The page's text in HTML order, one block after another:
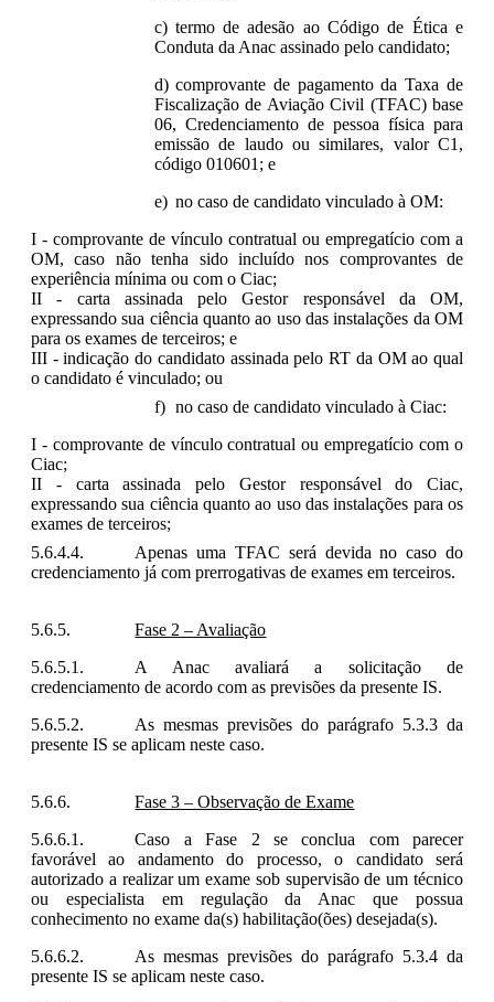
termo de adesão ao Código de Ética e
Conduta da Anac assinado pelo candidato;
comprovante de pagamento da Taxa de
Fiscalização de Aviação Civil (TFAC) base
06, Credenciamento de pessoa física para
emissão de laudo ou similares, valor C1,
código 010601; e
no caso de candidato vinculado à OM:
I - comprovante de vínculo contratual ou empregatício com a
OM, caso não tenha sido incluído nos comprovantes de
experiência mínima ou com o Ciac;
II - carta assinada pelo Gestor responsável da OM,
expressando sua ciência quanto ao uso das instalações da OM
para os exames de terceiros; e
III - indicação do candidato assinada pelo RT da OM ao qual
o candidato é vinculado; ou
no caso de candidato vinculado à Ciac:
I - comprovante de vínculo contratual ou empregatício com o
Ciac;
II - carta assinada pelo Gestor responsável do Ciac,
expressando sua ciência quanto ao uso das instalações para os
exames de terceiros;
Apenas uma TFAC será devida no caso do
credenciamento já com prerrogativas de exames em terceiros.
Fase 2 – Avaliação
A Anac avaliará a solicitação de
credenciamento de acordo com as previsões da presente IS.
As mesmas previsões do parágrafo 5.3.3 da
presente IS se aplicam neste caso.
Fase 3 – Observação de Exame
Caso a Fase 2 se conclua com parecer
favorável ao andamento do processo, o candidato será
autorizado a realizar um exame sob supervisão de um técnico
ou especialista em regulação da Anac que possua
conhecimento no exame da(s) habilitação(ões) desejada(s).
As mesmas previsões do parágrafo 5.3.4 da
presente IS se aplicam neste caso.